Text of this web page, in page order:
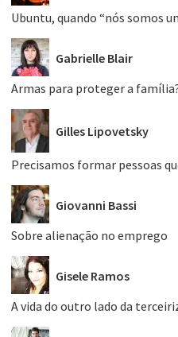
Ubuntu, quando “nós somos
Gabrielle Blair
Armas para proteger a
Gilles Lipovetsky
Precisamos formar pessoas
Giovanni Bassi
Sobre alienação no emprego
Gisele Ramos
A vida do outro lado da